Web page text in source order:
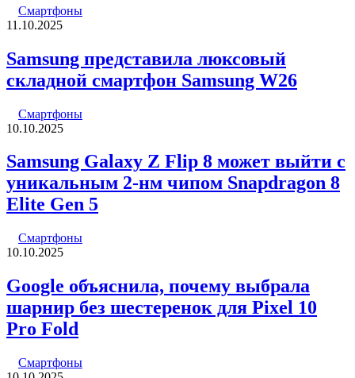
Смартфоны
11.10.2025
Samsung представила люксовый
складной смартфон Samsung W26
Смартфоны
10.10.2025
Samsung Galaxy Z Flip 8 может выйти с
уникальным 2-нм чипом Snapdragon 8
Elite Gen 5
Смартфоны
10.10.2025
Google объяснила, почему выбрала
шарнир без шестеренок для Pixel 10
Pro Fold
Смартфоны